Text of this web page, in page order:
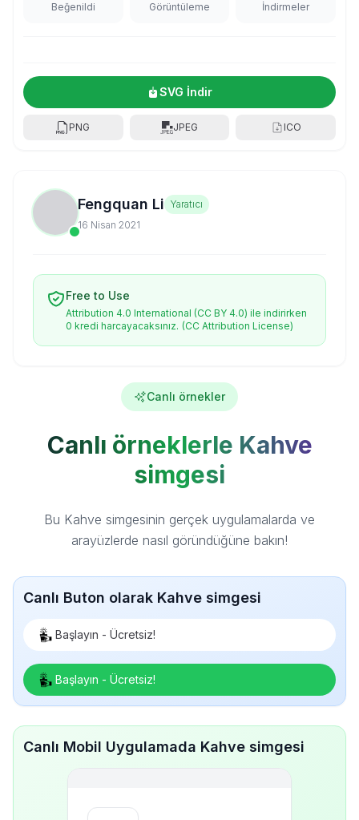
Beğenildi Görüntüleme İndirmeler
SVG İndir
PNG JPEG ICO
Fengquan Li Yaratıcı
16 Nisan 2021
Free to Use
Attribution 4.0 International (CC BY 4.0) ile indirirken
0 kredi harcayacaksınız. (CC Attribution License)
Canlı örnekler
Canlı örneklerle Kahve
simgesi
Bu Kahve simgesinin gerçek uygulamalarda ve
arayüzlerde nasıl göründüğüne bakın!
Canlı Buton olarak Kahve simgesi
Başlayın - Ücretsiz!
Başlayın - Ücretsiz!
Canlı Mobil Uygulamada Kahve simgesi